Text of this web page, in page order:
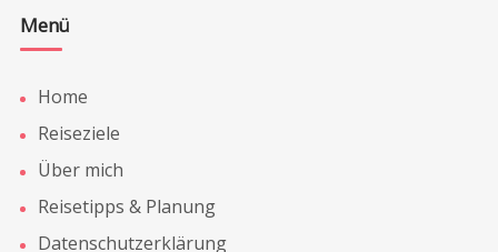
Menü
Home
Reiseziele
Über mich
Reisetipps & Planung
Datenschutzerklärung